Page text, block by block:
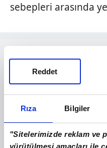
Rıza Bilgiler
"Sitelerimizde reklam ve
Reddet
sebepleri arasında